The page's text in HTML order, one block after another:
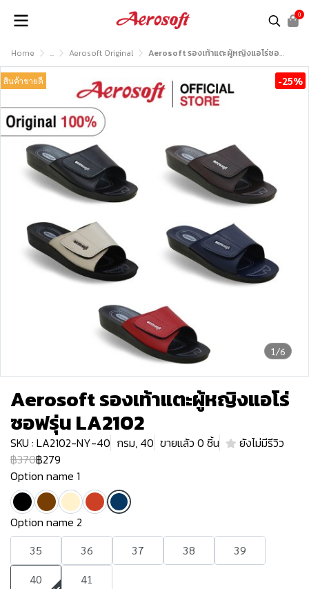
0
Home ... Aerosoft Original Aerosoft รองเท้าแตะผู้หญิงแอโร่ซอฟรุ่น LA2102
1/6
สินค้าขายดี -25%
Aerosoft รองเท้าแตะผู้หญิงแอโร่
ซอฟรุ่น LA2102
SKU : LA2102-NY-40 กรม, 40 ขายแล้ว 0 ชิ้น
ยังไม่มีรีวิว
฿370฿279
Option name 1
Option name 2
35 36 37 38
39
40
41